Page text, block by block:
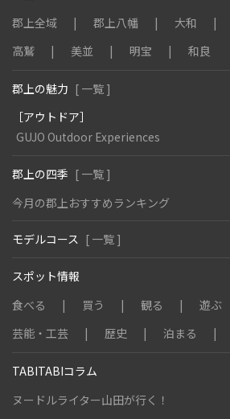
郡上全域
郡上八幡 大和
高鷲
美並 明宝 和良
郡上の魅力 [ 一覧 ]
［アウトドア］
GUJO Outdoor Experiences
郡上の四季 [ 一覧 ]
今月の郡上おすすめランキング
モデルコース [ 一覧 ]
スポット情報
食べる
買う 観る
遊ぶ
芸能・工芸
歴史 泊まる
TABITABIコラム
ヌードルライター山田が行く！